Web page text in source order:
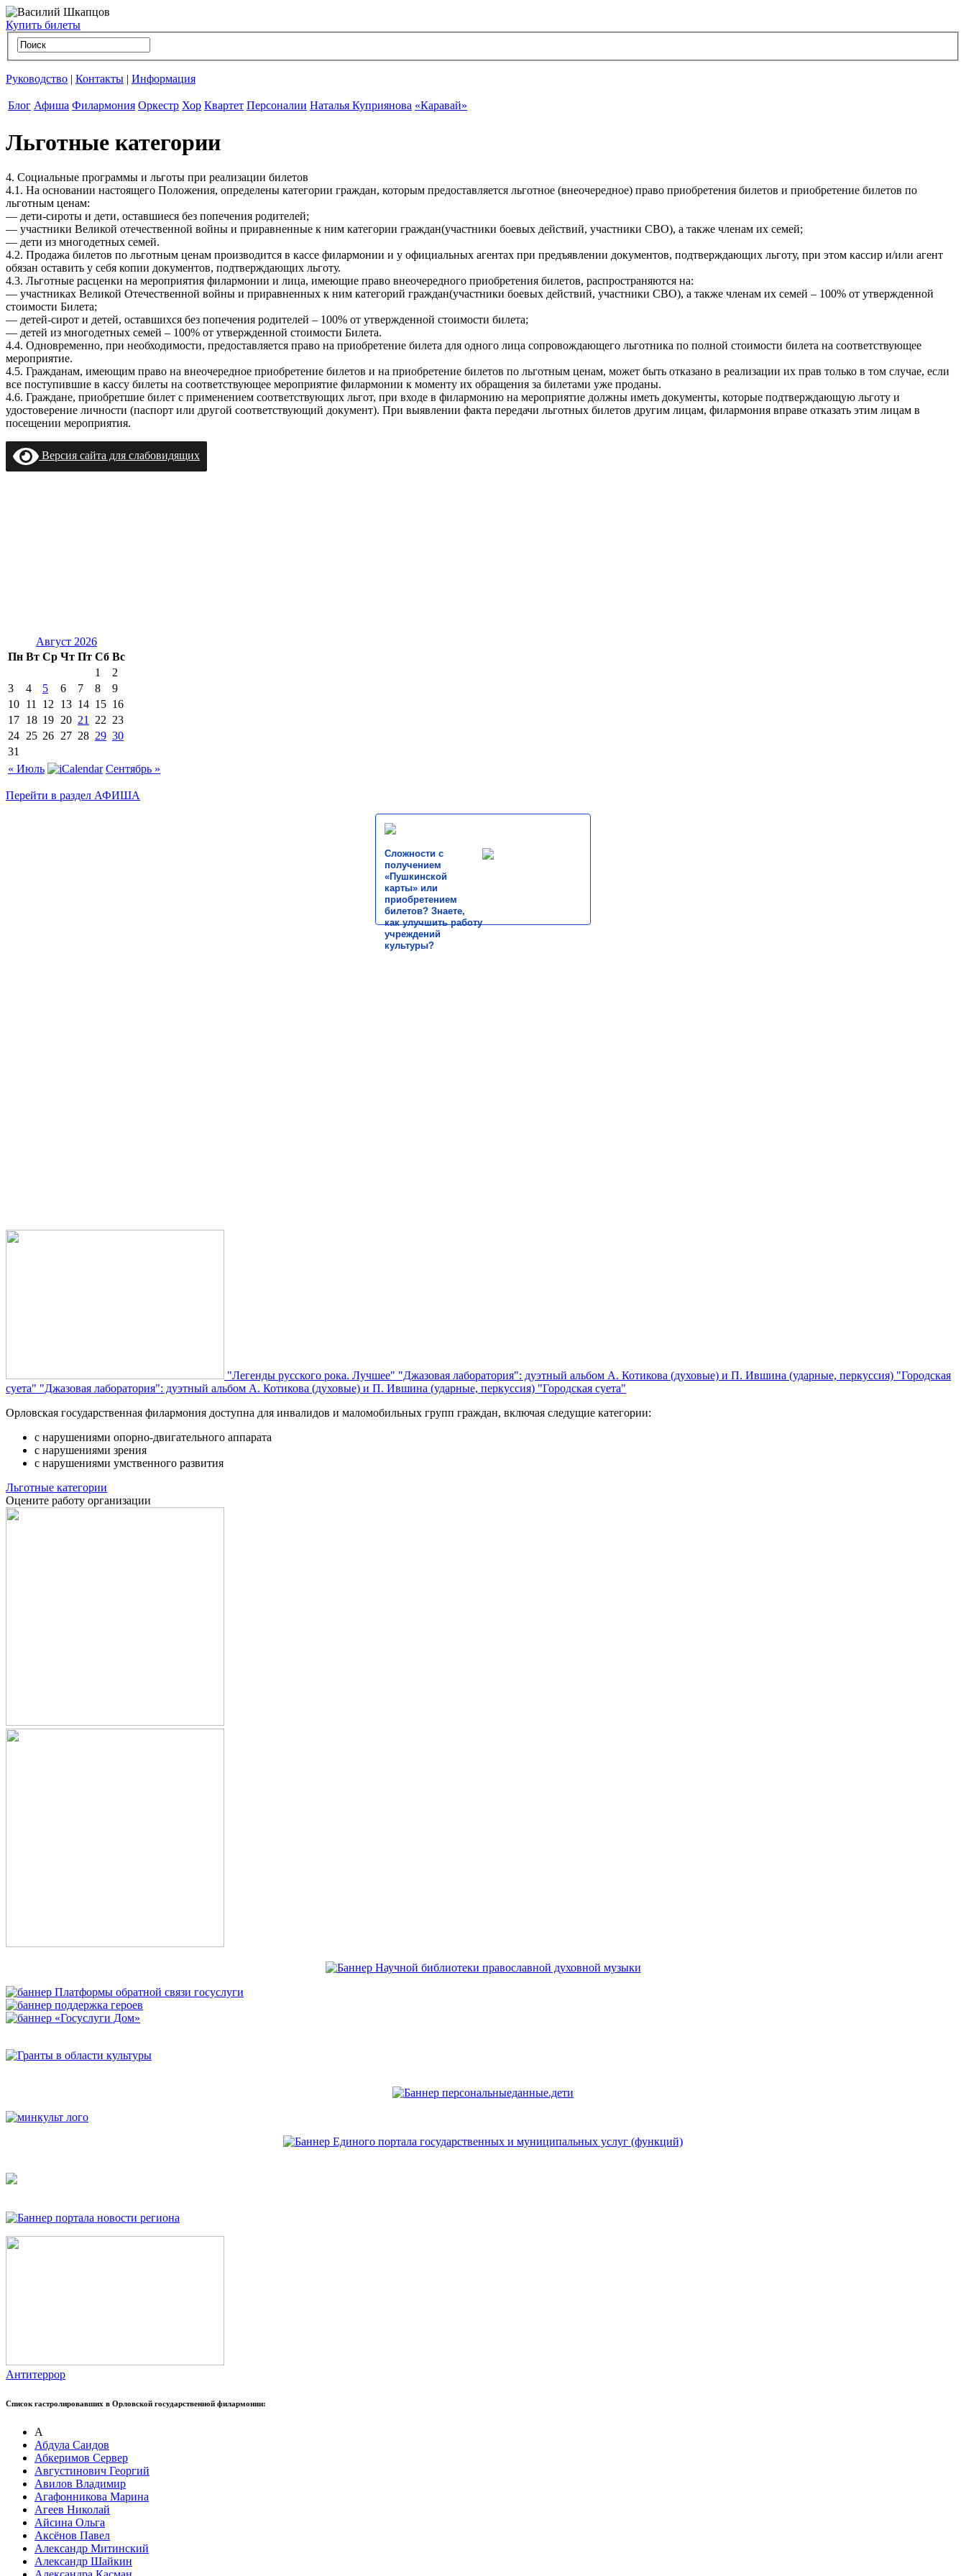
Купить билеты
Руководство | Контакты | Информация
Блог Афиша Филармония Оркестр Хор Квартет Персоналии Наталья Куприянова «Каравай»
Льготные категории
4. Социальные программы и льготы при реализации билетов
4.1. На основании настоящего Положения, определены категории граждан, которым предоставляется льготное (внеочередное) право приобретения билетов и приобретение билетов по
льготным ценам:
— дети-сироты и дети, оставшиеся без попечения родителей;
— участники Великой отечественной войны и приравненные к ним категории граждан(участники боевых действий, участники СВО), а также членам их семей;
— дети из многодетных семей.
4.2. Продажа билетов по льготным ценам производится в кассе филармонии и у официальных агентах при предъявлении документов, подтверждающих льготу, при этом кассир и/или агент
обязан оставить у себя копии документов, подтверждающих льготу.
4.3. Льготные расценки на мероприятия филармонии и лица, имеющие право внеочередного приобретения билетов, распространяются на:
— участниках Великой Отечественной войны и приравненных к ним категорий граждан(участники боевых действий, участники СВО), а также членам их семей – 100% от утвержденной
стоимости Билета;
— детей-сирот и детей, оставшихся без попечения родителей – 100% от утвержденной стоимости билета;
— детей из многодетных семей – 100% от утвержденной стоимости Билета.
4.4. Одновременно, при необходимости, предоставляется право на приобретение билета для одного лица сопровождающего льготника по полной стоимости билета на соответствующее
мероприятие.
4.5. Гражданам, имеющим право на внеочередное приобретение билетов и на приобретение билетов по льготным ценам, может быть отказано в реализации их прав только в том случае, если
все поступившие в кассу билеты на соответствующее мероприятие филармонии к моменту их обращения за билетами уже проданы.
4.6. Граждане, приобретшие билет с применением соответствующих льгот, при входе в филармонию на мероприятие должны иметь документы, которые подтверждающую льготу и
удостоверение личности (паспорт или другой соответствующий документ). При выявлении факта передачи льготных билетов другим лицам, филармония вправе отказать этим лицам в
посещении мероприятия.
Версия сайта для слабовидящих
Август 2026
Пн Вт Ср Чт Пт Сб Вс
1
2
3
4 5 6 7 8
9
10 11 12 13 14 15 16
17 18 19 20 21 22 23
24 25 26 27 28 29 30
31
« Июль
Сентябрь »
Перейти в раздел АФИША
Сложности с
получением
«Пушкинской
карты» или
приобретением
билетов? Знаете,
как улучшить работу
учреждений
культуры?
"Легенды русского рока. Лучшее" "Джазовая лаборатория": дуэтный альбом А. Котикова (духовые) и П. Ившина (ударные, перкуссия) "Городская
суета" "Джазовая лаборатория": дуэтный альбом А. Котикова (духовые) и П. Ившина (ударные, перкуссия) "Городская суета"
Орловская государственная филармония доступна для инвалидов и маломобильных групп граждан, включая следущие категории:
с нарушениями опорно-двигательного аппарата
с нарушениями зрения
с нарушениями умственного развития
Льготные категории
Оцените работу организации
Антитеррор
Список гастролировавших в Орловской государственной филармонии:
А
Абдула Саидов
Абкеримов Сервер
Августинович Георгий
Авилов Владимир
Агафонникова Марина
Агеев Николай
Айсина Ольга
Аксёнов Павел
Александр Митинский
Александр Шайкин